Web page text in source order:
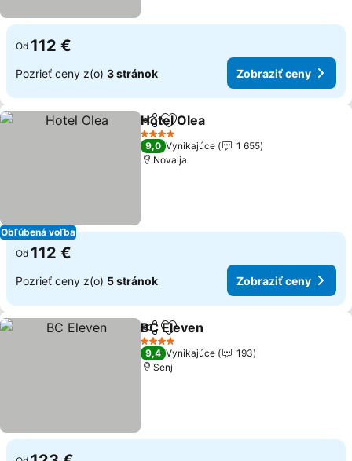
Od 112 €
Pozrieť ceny z(o) 3 stránok Zobraziť ceny
Obľúbená voľba
ZdieľaťPridať do obľúbených
Hotel Olea
4 Počet hviezdičiek
9,0 Vynikajúce
1 655
Novalja
Od 112 €
Pozrieť ceny z(o) 5 stránok Zobraziť ceny
ZdieľaťPridať do obľúbených
BC Eleven
4 Počet hviezdičiek
9,4 Vynikajúce
193
Senj